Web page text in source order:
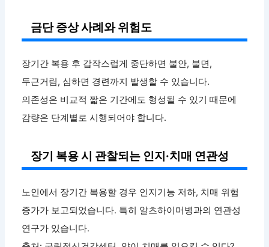
금단 증상 사례와 위험도
장기간 복용 후 갑작스럽게 중단하면 불안, 불면,
두근거림, 심하면 경련까지 발생할 수 있습니다.
의존성은 비교적 짧은 기간에도 형성될 수 있기 때문에
감량은 단계별로 시행되어야 합니다.
장기 복용 시 관찰되는 인지·치매 연관성
노인에서 장기간 복용할 경우 인지기능 저하, 치매 위험
증가가 보고되었습니다. 특히 알츠하이머병과의 연관성
연구가 있습니다.